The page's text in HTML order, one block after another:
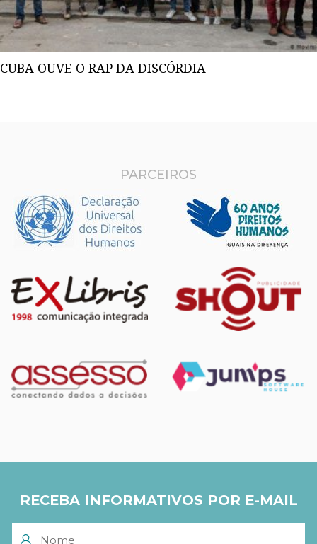
CUBA OUVE O RAP DA DISCÓRDIA
PARCEIROS
RECEBA INFORMATIVOS POR E-MAIL